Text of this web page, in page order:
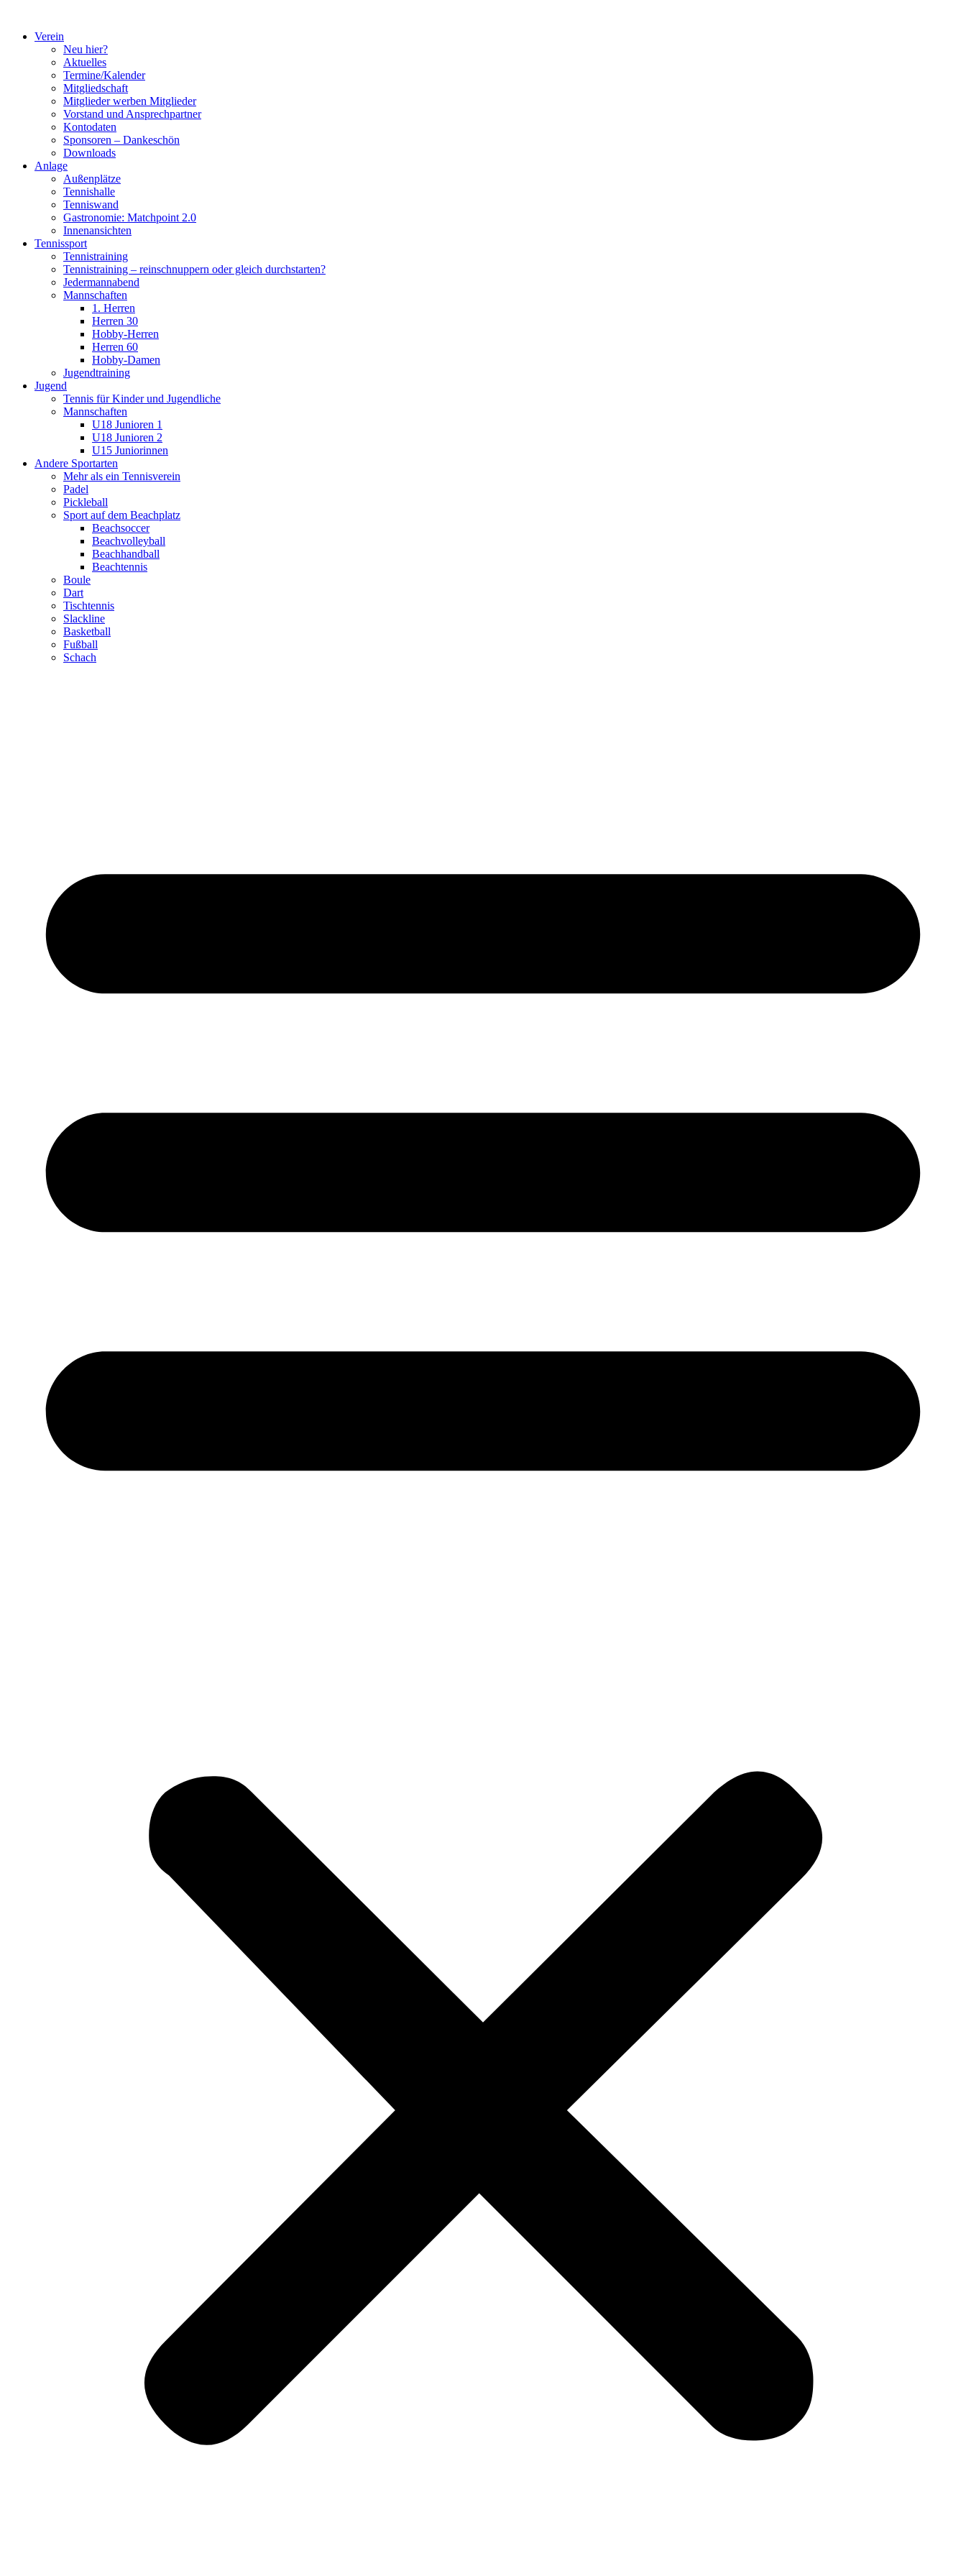
springenVerein
Neu hier?
Aktuelles
Termine/Kalender
Mitgliedschaft
Mitglieder werben Mitglieder
Vorstand und Ansprechpartner
Kontodaten
Sponsoren – Dankeschön
Downloads
Anlage
Außenplätze
Tennishalle
Tenniswand
Gastronomie: Matchpoint 2.0
Innenansichten
Tennissport
Tennistraining
Tennistraining – reinschnuppern oder gleich durchstarten?
Jedermannabend
Mannschaften
1. Herren
Herren 30
Hobby-Herren
Herren 60
Hobby-Damen
Jugendtraining
Jugend
Tennis für Kinder und Jugendliche
Mannschaften
U18 Junioren 1
U18 Junioren 2
U15 Juniorinnen
Andere Sportarten
Mehr als ein Tennisverein
Padel
Pickleball
Sport auf dem Beachplatz
Beachsoccer
Beachvolleyball
Beachhandball
Beachtennis
Boule
Dart
Tischtennis
Slackline
Basketball
Fußball
Schach